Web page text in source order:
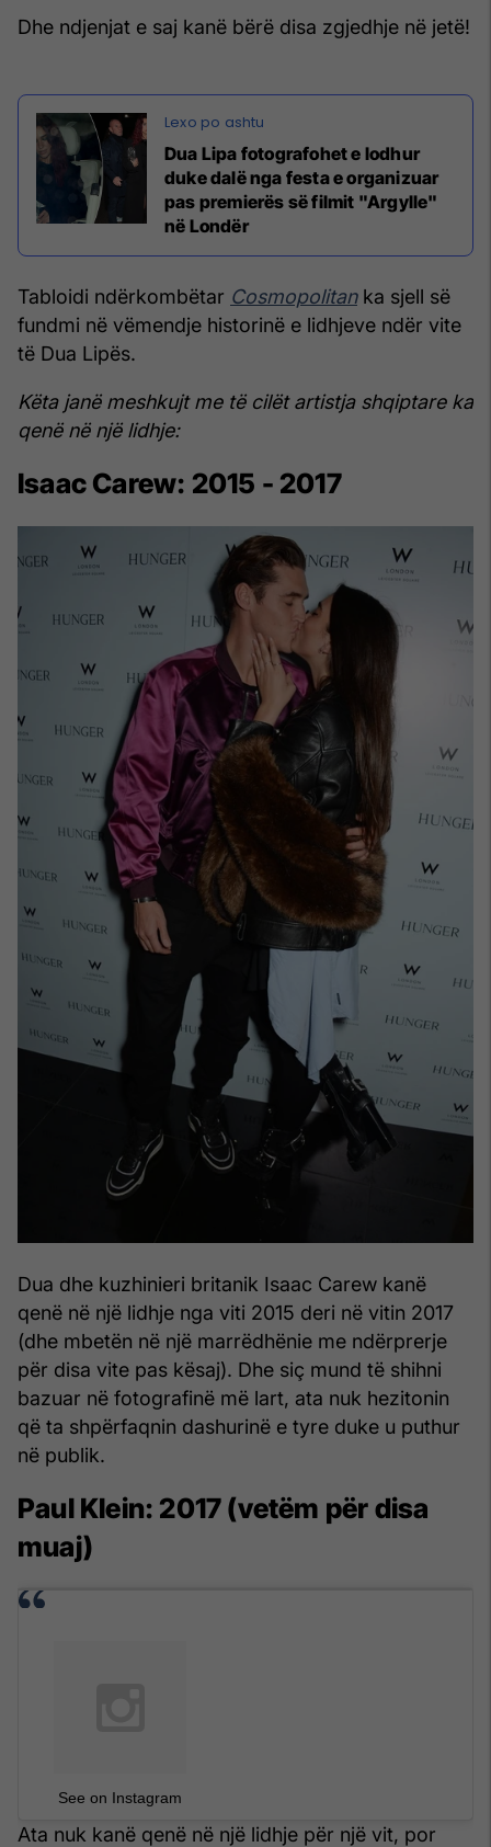
Dhe ndjenjat e saj kanë bërë disa zgjedhje në jetë!
Dua Lipa fotografohet e lodhur
duke dalë nga festa e organizuar
pas premierës së filmit "Argylle"
në Londër
Tabloidi ndërkombëtar Cosmopolitanka sjell së
fundmi në vëmendje historinë e lidhjeve ndër vite
të Dua Lipës.
Këta janë meshkujt me të cilët artistja shqiptare ka
qenë në një lidhje:
Isaac Carew: 2015 - 2017
Dua dhe kuzhinieri britanik Isaac Carew kanë
qenë në një lidhje nga viti 2015 deri në vitin 2017
(dhe mbetën në një marrëdhënie me ndërprerje
për disa vite pas kësaj). Dhe siç mund të shihni
bazuar në fotografinë më lart, ata nuk hezitonin
që ta shpërfaqnin dashurinë e tyre duke u puthur
në publik.
Paul Klein: 2017 (vetëm për disa
muaj)
See on Instagram
Ata nuk kanë qenë në një lidhje për një vit, por